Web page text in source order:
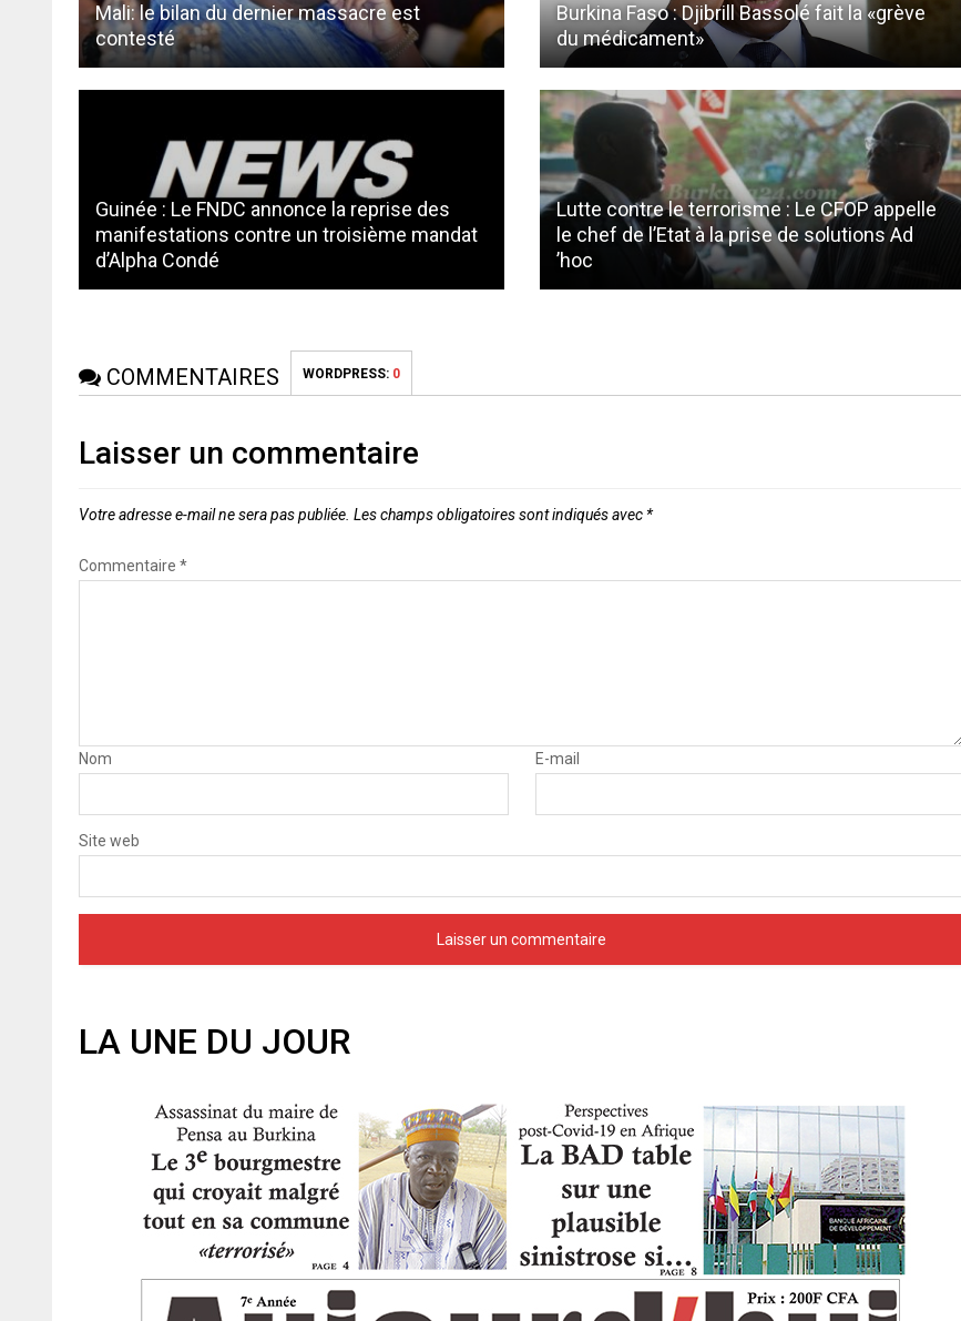
Mali: le bilan du dernier massacre est
contesté
Burkina Faso : Djibrill Bassolé fait la «grève
du médicament»
Guinée : Le FNDC annonce la reprise des
manifestations contre un troisième mandat
d’Alpha Condé
Lutte contre le terrorisme : Le CFOP appelle
le chef de l’Etat à la prise de solutions Ad
’hoc
COMMENTAIRES WORDPRESS: 0
Laisser un commentaire
Votre adresse e-mail ne sera pas publiée. Les champs obligatoires sont indiqués avec *
Commentaire*
Nom E-mail
Site web
LA UNE DU JOUR